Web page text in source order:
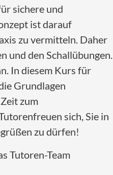
sichere und
ist darauf
zu vermitteln. Daher
und den Schallübungen.
In diesem Kurs für
Grundlagen
zum
sich, Sie in
zu dürfen!
Tutoren-Team